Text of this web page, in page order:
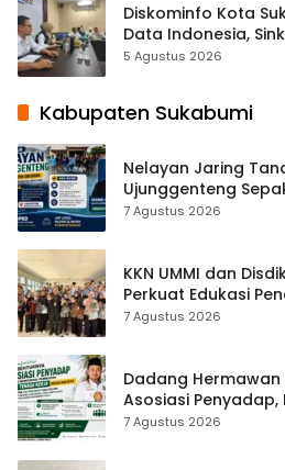
Diskominfo Kota
Data Indonesia,
Kewilayahan Dikebut
5 Agustus 2026
Kabupaten Sukabumi
Nelayan Jaring
Ujunggenteng
Penangkapan
7 Agustus 2026
KKN UMMI dan
Perkuat Edukasi
Remaja di SMPN 2
7 Agustus 2026
Dadang
Asosiasi
Dapat Perlindungan
7 Agustus 2026